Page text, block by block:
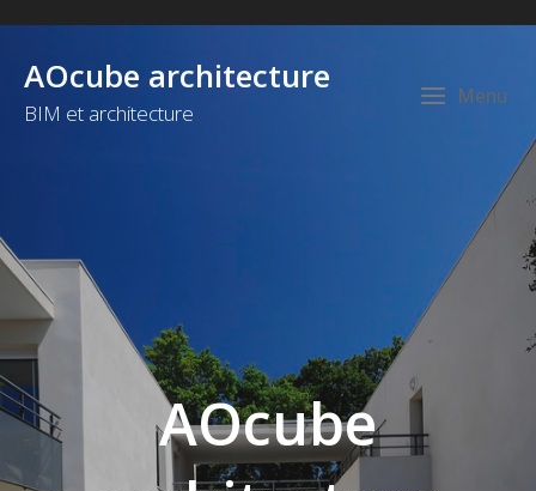
content
AOcube architecture
BIM et architecture
Menu
AOcube